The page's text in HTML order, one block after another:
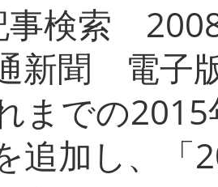
事検索
新聞 電子
までの
追加し、「